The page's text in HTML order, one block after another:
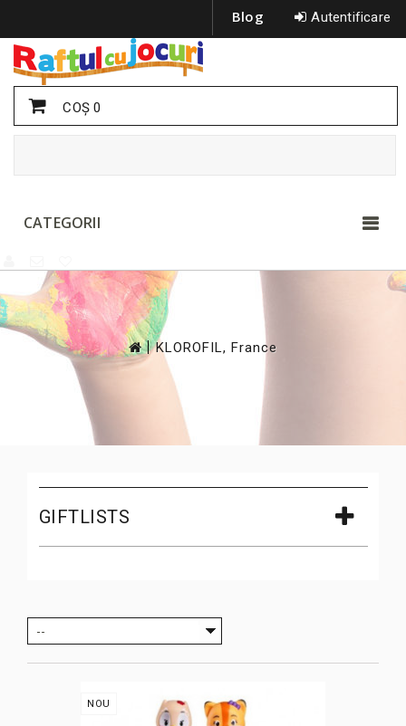
Autentificare
Blog
COŞ0
CATEGORII
>
KLOROFIL, France
GIFTLISTS
--
NOU